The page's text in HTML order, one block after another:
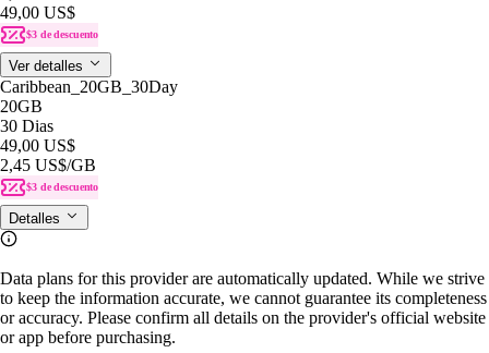
49,00 US$
$3 de descuento
Ver detalles
Caribbean_20GB_30Day
20GB
30 Dias
49,00 US$
2,45 US$/GB
$3 de descuento
Detalles
Data plans for this provider are automatically updated. While we strive
to keep the information accurate, we cannot guarantee its completeness
or accuracy. Please confirm all details on the provider's official website
or app before purchasing.